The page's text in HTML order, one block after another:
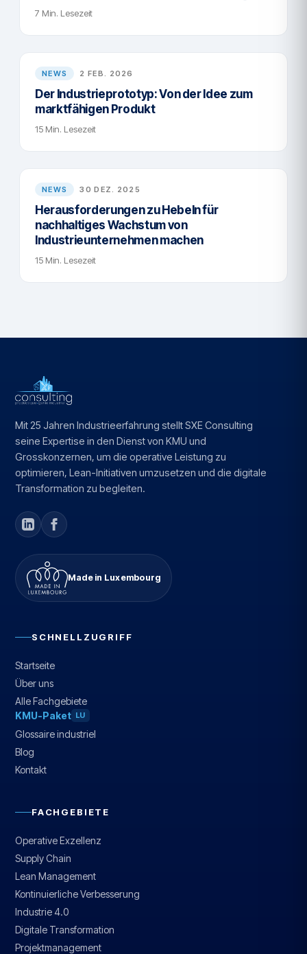
7 Min. Lesezeit
NEWS 2 FEB. 2026
Der Industrieprototyp: Von der Idee zum
marktfähigen Produkt
15 Min. Lesezeit
NEWS 30 DEZ. 2025
Herausforderungen zu Hebeln für
nachhaltiges Wachstum von
Industrieunternehmen machen
15 Min. Lesezeit
Mit 25 Jahren Industrieerfahrung stellt SXE Consulting
seine Expertise in den Dienst von KMU und
Grosskonzernen, um die operative Leistung zu
optimieren, Lean-Initiativen umzusetzen und die digitale
Transformation zu begleiten.
Made in Luxembourg
SCHNELLZUGRIFF
Startseite
Über uns
Alle Fachgebiete
KMU-Paket LU
Glossaire industriel
Blog
Kontakt
FACHGEBIETE
Operative Exzellenz
Supply Chain
Lean Management
Kontinuierliche Verbesserung
Industrie 4.0
Digitale Transformation
Projektmanagement